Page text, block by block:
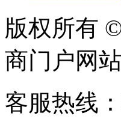
版权所有
商门户网站
客服热线